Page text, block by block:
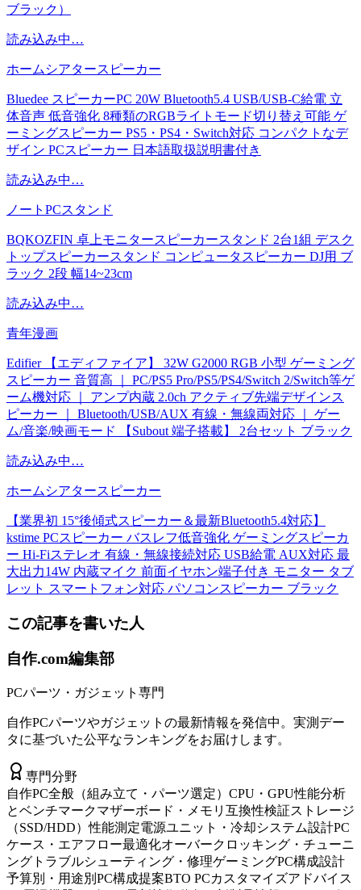
ブラック）
読み込み中…
ホームシアタースピーカー
Bluedee スピーカーPC 20W Bluetooth5.4 USB/USB-C給電 立
体音声 低音強化 8種類のRGBライトモード切り替え可能 ゲ
ーミングスピーカー PS5・PS4・Switch対応 コンパクトなデ
ザイン PCスピーカー 日本語取扱説明書付き
読み込み中…
ノートPCスタンド
BQKOZFIN 卓上モニタースピーカースタンド 2台1組 デスク
トップスピーカースタンド コンピュータスピーカー DJ用 ブ
ラック 2段 幅14~23cm
読み込み中…
青年漫画
Edifier 【エディファイア】 32W G2000 RGB 小型 ゲーミング
スピーカー 音質高 ｜ PC/PS5 Pro/PS5/PS4/Switch 2/Switch等ゲ
ーム機対応 ｜ アンプ内蔵 2.0ch アクティブ先端デザインス
ピーカー ｜ Bluetooth/USB/AUX 有線・無線両対応 ｜ ゲー
ム/音楽/映画モード 【Subout 端子搭載】 2台セット ブラック
読み込み中…
ホームシアタースピーカー
【業界初 15°後傾式スピーカー＆最新Bluetooth5.4対応】
kstime PCスピーカー バスレフ低音強化 ゲーミングスピーカ
ー Hi-Fiステレオ 有線・無線接続対応 USB給電 AUX対応 最
大出力14W 内蔵マイク 前面イヤホン端子付き モニター タブ
レット スマートフォン対応 パソコンスピーカー ブラック
この記事を書いた人
自作.com編集部
PCパーツ・ガジェット専門
自作PCパーツやガジェットの最新情報を発信中。実測デー
タに基づいた公平なランキングをお届けします。
専門分野
自作PC全般（組み立て・パーツ選定） CPU・GPU性能分析
とベンチマークマザーボード・メモリ互換性検証ストレージ
（SSD/HDD）性能測定電源ユニット・冷却システム設計PC
ケース・エアフロー最適化オーバークロッキング・チューニ
ング トラブルシューティング・修理ゲーミングPC構成設計
予算別・用途別PC構成提案BTO PCカスタマイズアドバイス